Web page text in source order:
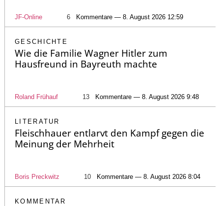
JF-Online 6 Kommentare — 8. August 2026 12:59
GESCHICHTE
Wie die Familie Wagner Hitler zum
Hausfreund in Bayreuth machte
Roland Frühauf 13 Kommentare — 8. August 2026 9:48
LITERATUR
Fleischhauer entlarvt den Kampf gegen die
Meinung der Mehrheit
Boris Preckwitz 10 Kommentare — 8. August 2026 8:04
KOMMENTAR